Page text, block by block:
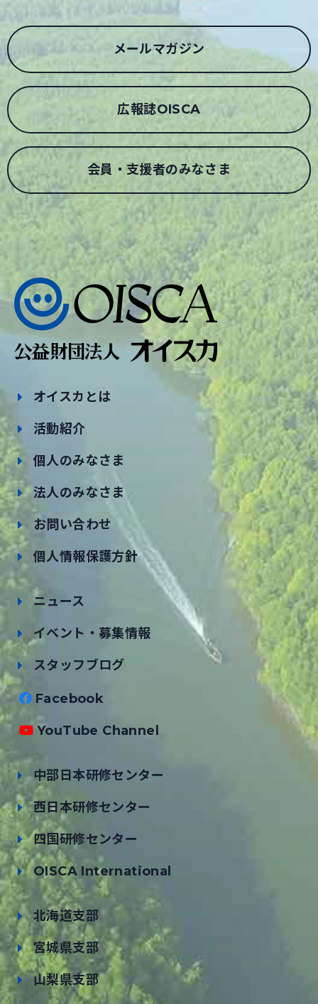
メールマガジン
広報誌OISCA
会員・支援者のみなさま
オイスカとは
活動紹介
個人のみなさま
法人のみなさま
お問い合わせ
個人情報保護方針
ニュース
イベント・募集情報
スタッフブログ
Facebook
YouTube Channel
中部日本研修センター
西日本研修センター
四国研修センター
OISCA International
北海道支部
宮城県支部
山梨県支部